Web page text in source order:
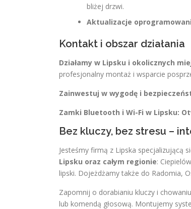
bliżej drzwi.
Aktualizacje
Kontakt i obszar działania
Działamy w Lipsku i okolicznych
profesjonalny montaż i wsparcie
Zainwestuj w wygodę i
Zamki Bluetooth i Wi-Fi w Lipsku:
Bez kluczy, bez stresu –
Jesteśmy firmą z Lipska specjalizującą
Lipsku oraz całym regionie:
lipski. Dojeżdżamy także do Radomia,
Zapomnij o dorabianiu kluczy i
lub komendą głosową. Montujemy